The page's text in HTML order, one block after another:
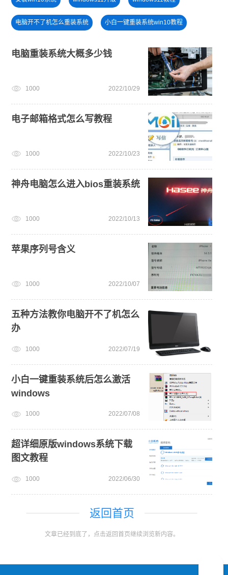
电脑开不了机怎么重装系统 小白一键重装系统win10教程
U盘重装系统
win11升级
电脑重装系统大概多少钱
1000 2022/10/29
电子邮箱格式怎么写教程
1000 2022/10/23
神舟电脑怎么进入bios重装系统
1000 2022/10/13
苹果序列号含义
1000 2022/10/07
五种方法教你电脑开不了机怎么
办
1000 2022/07/19
小白一键重装系统后怎么激活
windows
1000 2022/07/08
超详细原版windows系统下载
图文教程
1000 2022/06/30
返回首页
文章已经到底了，点击返回首页继续浏览新内容。